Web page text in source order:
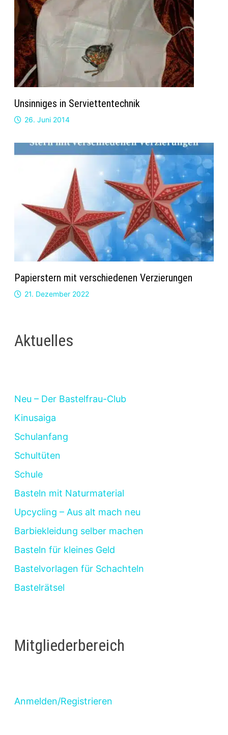
Unsinniges in Serviettentechnik
26. Juni 2014
Papierstern mit verschiedenen Verzierungen
21. Dezember 2022
Aktuelles
Neu – Der Bastelfrau-Club
Kinusaiga
Schulanfang
Schultüten
Schule
Basteln mit Naturmaterial
Upcycling – Aus alt mach neu
Barbiekleidung selber machen
Basteln für kleines Geld
Bastelvorlagen für Schachteln
Bastelrätsel
Mitgliederbereich
Anmelden/Registrieren